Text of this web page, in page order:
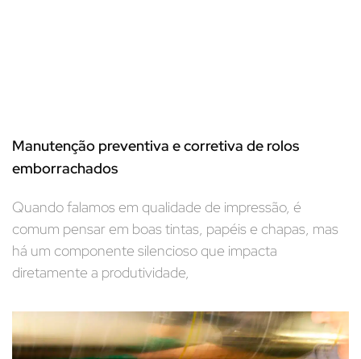
Manutenção preventiva e corretiva de rolos
emborrachados
Quando falamos em qualidade de impressão, é
comum pensar em boas tintas, papéis e chapas, mas
há um componente silencioso que impacta
diretamente a produtividade,